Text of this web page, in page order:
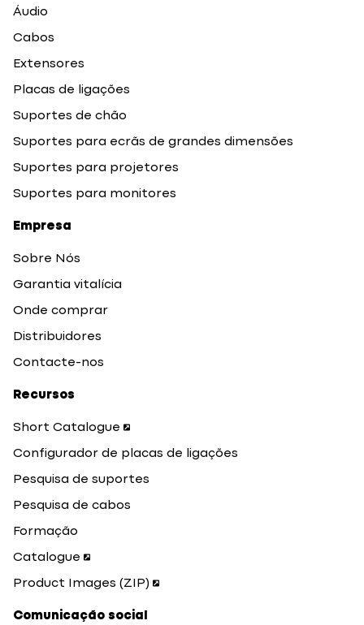
Áudio
Cabos
Extensores
Placas de ligações
Suportes de chão
Suportes para ecrãs de grandes dimensões
Suportes para projetores
Suportes para monitores
Empresa
Sobre Nós
Garantia vitalícia
Onde comprar
Distribuidores
Contacte-nos
Recursos
Short Catalogue
Configurador de placas de ligações
Pesquisa de suportes
Pesquisa de cabos
Formação
Catalogue
Product Images (ZIP)
Comunicação social